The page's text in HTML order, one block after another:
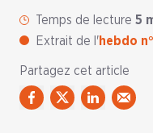
Temps de lecture 5
Extrait de l'hebdo
Partagez cet article